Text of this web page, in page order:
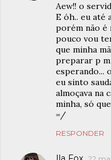
Aew!! o
E óh.. eu até
porém não é
pouco vou
que minha
preparar p
esperando...
eu sinto
almoçava na
minha, só
=/
RESPONDER